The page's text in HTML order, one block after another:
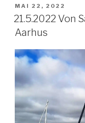
VERÖFFENTLICHT
AM
MAI 22, 2022
21.5.2022 Von
Aarhus